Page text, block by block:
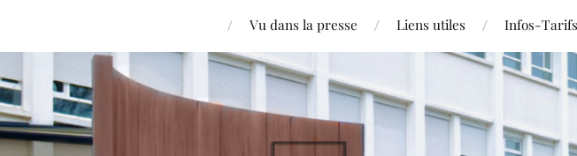
Vu dans la presse Liens utiles Infos-